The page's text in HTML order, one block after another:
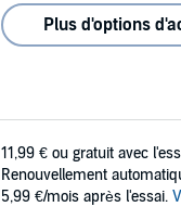
Plus d'options
11,99 € ou gratuit avec
Renouvellement
5,99 €/mois après l'essai.